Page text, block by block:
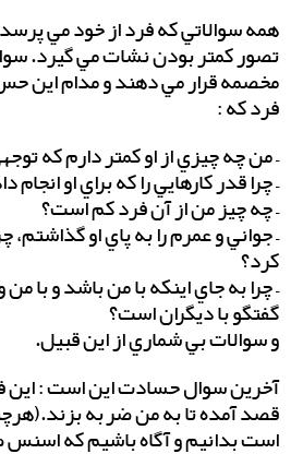
همه سوالاتي كه فرد از خود مي
تصور كمتر بودن نشات مي گيرد.
مخصمه قرار مي دهند و مدام اين حس
فرد كه :
– من چه چيزي از او كمتر دارم كه
– چرا قدر كارهايي را كه براي او انجام
– چه چيز من از آن فرد كم است؟
– جواني و عمرم را به پاي او گذاشتم،
كرد؟
– چرا به جاي اينكه با من باشد و با
گفتگو با ديگران است؟
و سوالات بي شماري از اين قبيل.
آخرين سوال حسادت اين است : اين
قصد آمده تا به من ضربه
است بدانيم و آگاه باشيم كه اسنس